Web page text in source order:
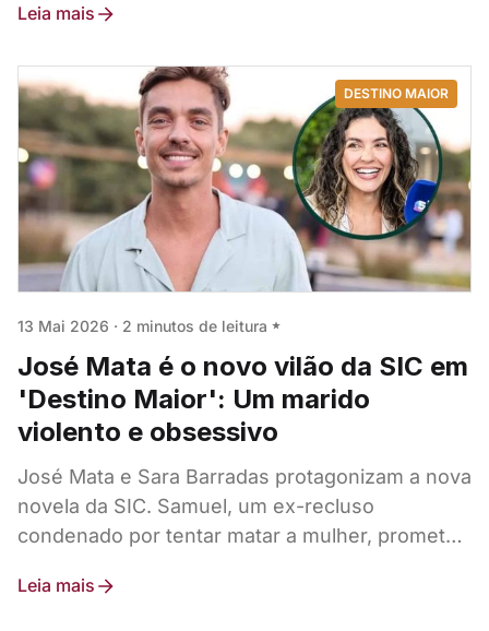
escrúpulos.
Leia mais
DESTINO MAIOR
13 Mai 2026 · 2 minutos de leitura
José Mata é o novo vilão da SIC em
'Destino Maior': Um marido
violento e obsessivo
José Mata e Sara Barradas protagonizam a nova
novela da SIC. Samuel, um ex-recluso
condenado por tentar matar a mulher, promete
"Vitória".
Leia mais